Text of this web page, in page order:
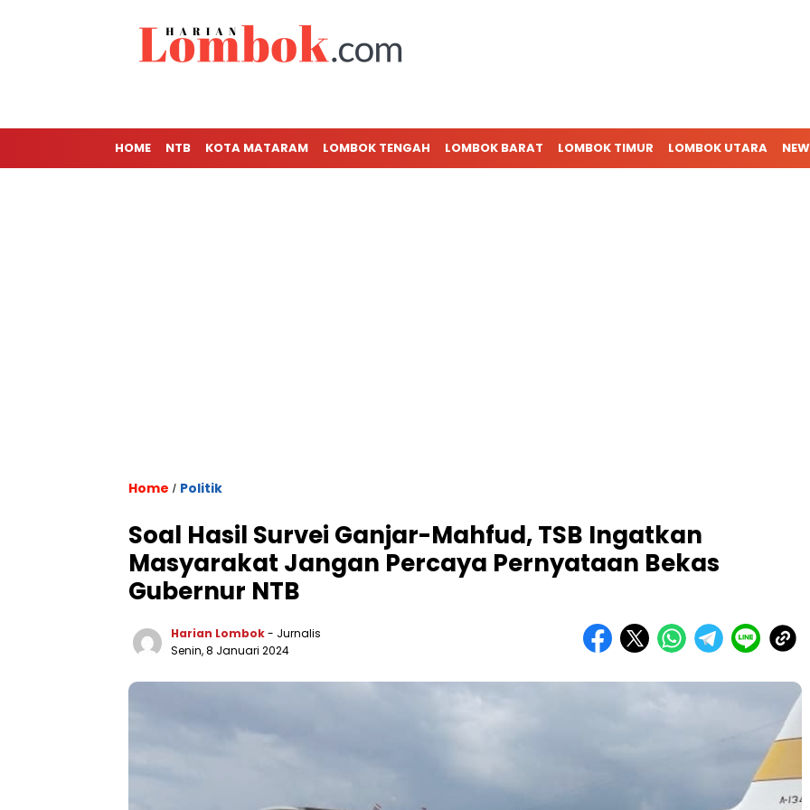
HOME NTB KOTA MATARAM LOMBOK TENGAH LOMBOK BARAT LOMBOK TIMUR LOMBOK UTARA
Home / Politik
Soal Hasil Survei Ganjar-Mahfud, TSB Ingatkan
Masyarakat Jangan Percaya Pernyataan Bekas
Gubernur NTB
Harian Lombok- Jurnalis
Senin, 8 Januari 2024